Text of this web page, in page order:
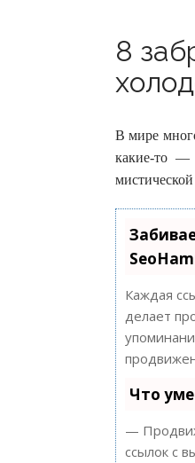
8
В мире
какие-то —
Каждая
делает
Что
—
ссылок с